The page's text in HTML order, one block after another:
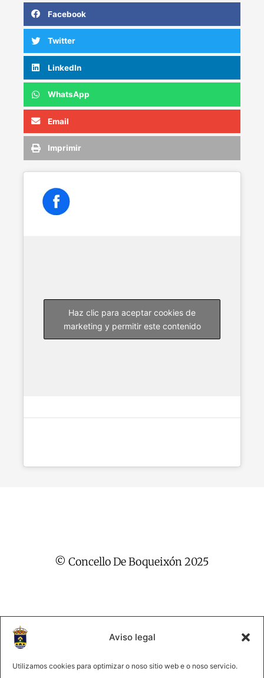
Aviso legal
Utilizamos cookies para optimizar o noso sitio web e o noso servicio.
Facebook
Twitter
LinkedIn
WhatsApp
Email
Imprimir
Haz clic para aceptar cookies de
marketing y permitir este contenido
© Concello De Boqueixón 2025
@lmco 2025